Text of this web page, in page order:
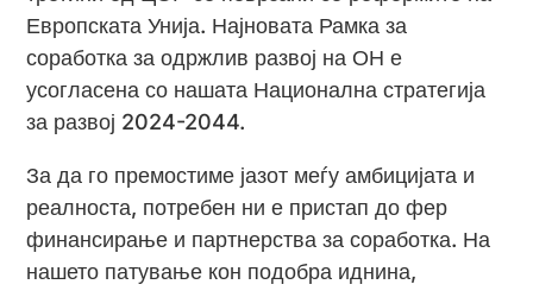
Европската Унија. Најновата Рамка за
соработка за одржлив развој на ОН е
усогласена со нашата Национална стратегија
за развој 2024-2044.
За да го премостиме јазот меѓу амбицијата и
реалноста, потребен ни е пристап до фер
финансирање и партнерства за соработка. На
нашето патување кон подобра иднина,